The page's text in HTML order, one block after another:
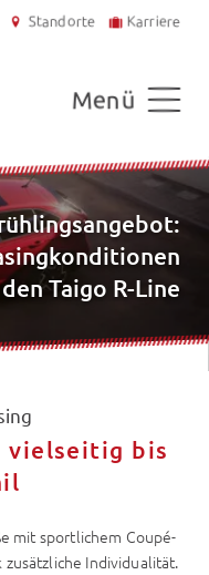
Standorte Karriere
Menü
Taigo R-Line
vielseitig bis
mit sportlichem Coupé-
Individualität.